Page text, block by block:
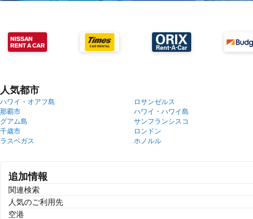
人気都市
ハワイ・オアフ島
ロサンゼルス
那覇市
ハワイ・ハワイ島
グアム島
サンフランシスコ
千歳市
ロンドン
ラスベガス
ホノルル
追加情報
関連検索
人気のご利用先
空港